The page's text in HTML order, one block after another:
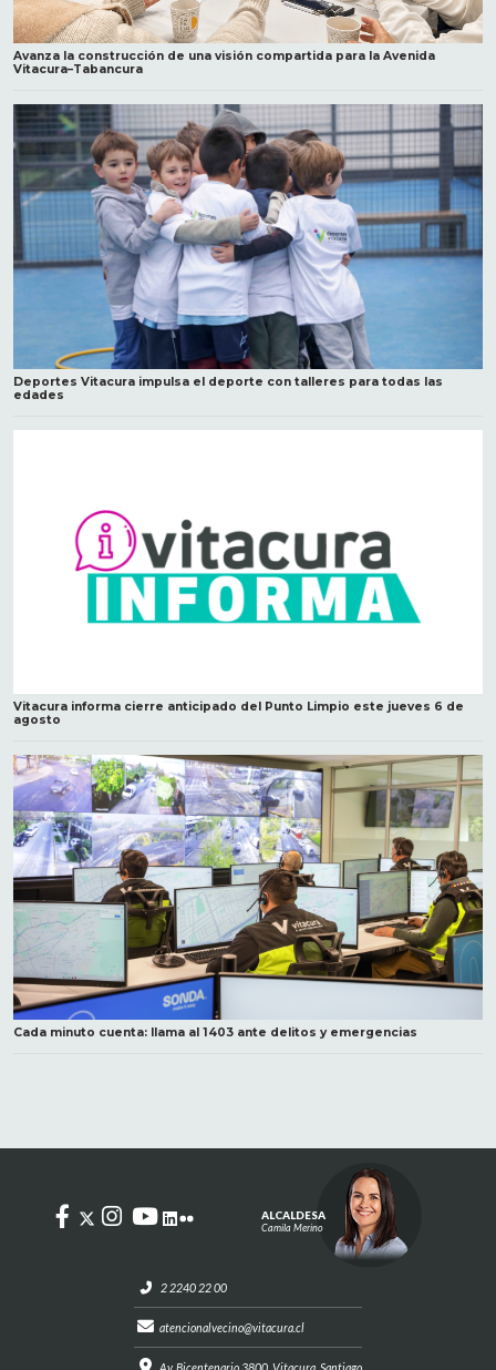
Avanza la construcción de una visión compartida para la Avenida
Vitacura–Tabancura
Deportes Vitacura impulsa el deporte con talleres para todas las
edades
Vitacura informa cierre anticipado del Punto Limpio este jueves 6 de
agosto
Cada minuto cuenta: llama al 1403 ante delitos y emergencias
2 2240 22 00
atencionalvecino@vitacura.cl
Av. Bicentenario 3800, Vitacura, Santiago
ALCALDESA
Camila Merino